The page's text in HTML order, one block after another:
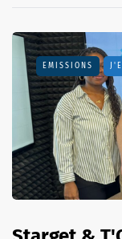
EMISSIONS